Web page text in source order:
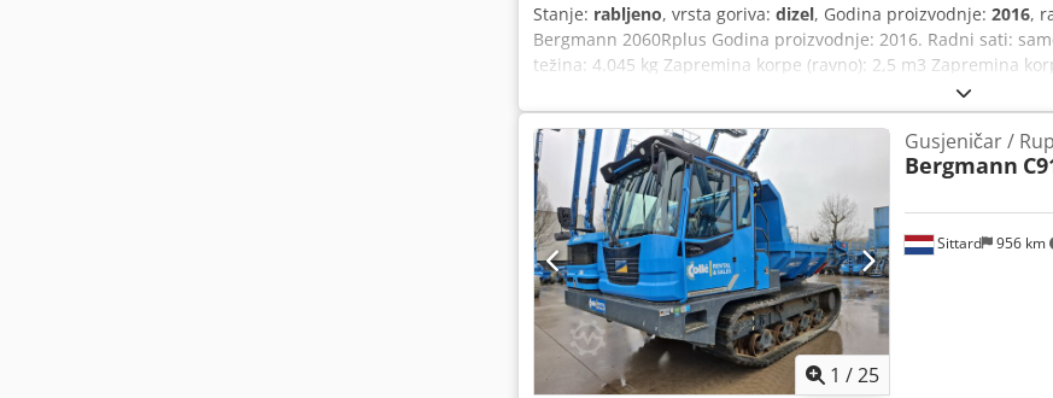
Stanje: rabljeno, vrsta goriva: dizel, Godina proizvodnje: 2016,
Bergmann 2060Rplus Godina proizvodnje: 2016. Radni sati:
težina: 4.045 kg Zapremina korpe (ravno): 2,5 m3 Zapremina
Hidraulički rotirajuća i kipajuća korpa za 180° Visina: 3.107 mm
Dcodpfx Amoyaa S Es Hsk Svetla visina: 2.373 mm Brzina: 0-28
Nosivost (za cestu): 3.190 kg Ponuda je namijenjena isključivo
1 /25
Sittard 956 km
Gusjeničar /
Bergmann